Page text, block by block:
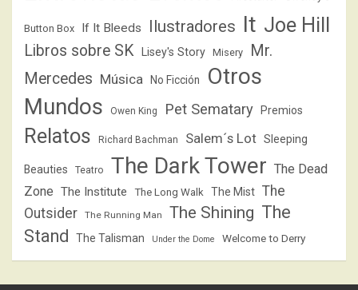
Button Box If It Bleeds Ilustradores It Joe Hill
Libros sobre SK Lisey's Story Misery
Mr.
Mercedes Música No Ficción
Otros
Mundos
Owen King Pet Sematary Premios
Relatos Richard Bachman Salem´s Lot Sleeping
Beauties Teatro The Dark Tower The Dead
Zone The Institute The Long Walk The Mist The
Outsider
The Running Man The Shining The
Stand
The Talisman Under the Dome Welcome to Derry